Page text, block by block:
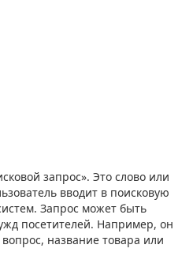
запрос». Это слово или
вводит в поисковую
Запрос может быть
посетителей. Например, он
название товара или